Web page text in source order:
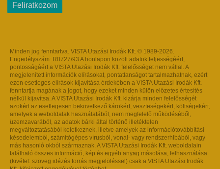
Feliratkozom
Minden jog fenntartva. VISTA Utazási Irodák Kft. © 1989-2026.
Engedélyszám: R0727/93 A honlapon közölt adatok teljességéért,
pontosságáért a VISTA Utazási Irodák Kft. felelősséget nem vállal. A
megjelenített információk elírásokat, pontatlanságot tartalmazhatnak, ezért
ezen esetleges elírások kijavítása érdekében a VISTA Utazási Irodák Kft.
fenntartja magának a jogot, hogy ezeket minden külön előzetes értesítés
nélkül kijavítsa. A VISTA Utazási Irodák Kft. kizárja minden felelősségét
azokért az esetlegesen bekövetkező károkért, veszteségekért, költségekért,
amelyek a weboldalak használatából, nem megfelelő működéséből,
üzemzavarából, az adatok bárki által történő illetéktelen
megváltoztatásából keletkeznek, illetve amelyek az információtovábbítási
késedelemből, számítógépes vírusból, vonal- vagy rendszerhibából, vagy
más hasonló okból származnak. A VISTA Utazási Irodák Kft. weboldalain
található összes információ, kép és egyéb anyag másolása, felhasználása
(kivétel: szöveg idézés forrás megjelöléssel) csak a VISTA Utazási Irodák